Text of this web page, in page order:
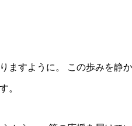
ますように。 この歩みを静
。